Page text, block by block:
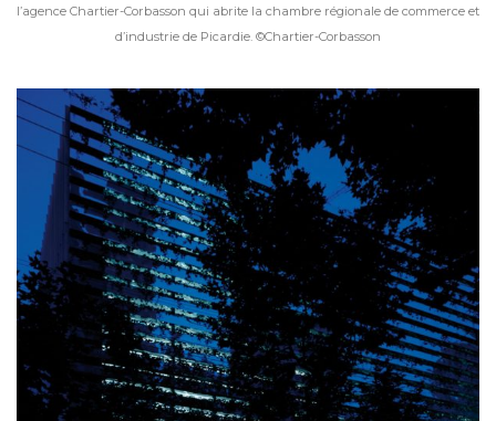
l’agence Chartier-Corbasson qui abrite la chambre régionale de commerce et
d’industrie de Picardie. ©Chartier-Corbasson